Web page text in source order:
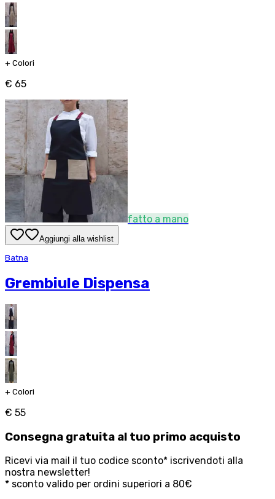
+ Colori
€ 65
fatto a mano
Aggiungi alla wishlist
Batna
Grembiule Dispensa
+ Colori
€ 55
Consegna gratuita al tuo primo acquisto
Ricevi via mail il tuo codice sconto* iscrivendoti alla
nostra newsletter!
* sconto valido per ordini superiori a 80€